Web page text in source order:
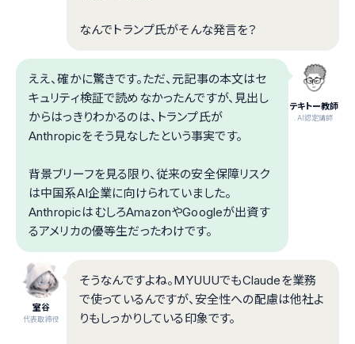
なんでトランプ氏がそんな発言を？
テキトー教師
.AI認定講師
ええ、確かに驚きです。ただ、元記事の本文はセ
キュリティ検証で読めなかったんですが、見出し
からはっきりわかるのは、トランプ氏が
Anthropicをそう見なしたという事実です。
背景ブリーフを見る限り、従来の安全保障リスク
は中国系AI企業に向けられていました。
AnthropicはむしろAmazonやGoogleが出資す
るアメリカの優等生だったわけです。
室谷
代表取締役
そうなんですよね。MYUUUでもClaudeを業務
で使っているんですが、安全性への配慮は他社よ
りもしっかりしている印象です。